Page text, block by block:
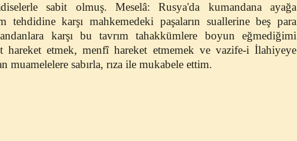
sabit olmuş. Meselâ: Rusya'da kumandana ayağa
karşı mahkemedeki paşaların suallerine beş para
karşı bu tavrım tahakkümlere boyun eğmediğimi
hareket etmek, menfî hareket etmemek ve vazife-i İlahiyeye
muamelelere sabırla, rıza ile mukabele ettim.